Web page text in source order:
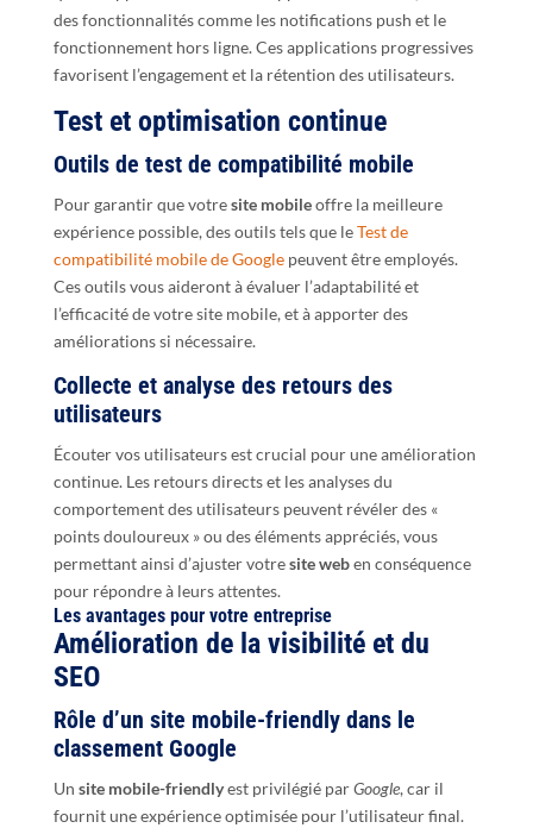
des fonctionnalités comme les notifications push et le
fonctionnement hors ligne. Ces applications progressives
favorisent l’engagement et la rétention des utilisateurs.
Test et optimisation continue
Outils de test de compatibilité mobile
Pour garantir que votresite mobileoffre la meilleure
expérience possible, des outils tels que leTest de
compatibilité mobile de Googlepeuvent être employés.
Ces outils vous aideront à évaluer l’adaptabilité et
l’efficacité de votre site mobile, et à apporter des
améliorations si nécessaire.
Collecte et analyse des retours des
utilisateurs
Écouter vos utilisateurs est crucial pour une amélioration
continue. Les retours directs et les analyses du
comportement des utilisateurs peuvent révéler des «
points douloureux » ou des éléments appréciés, vous
permettant ainsi d’ajuster votresite weben conséquence
pour répondre à leurs attentes.
Les avantages pour votre entreprise
Amélioration de la visibilité et du
SEO
Rôle d’un site mobile-friendly dans le
classement Google
Un site mobile-friendlyest privilégié parGoogle, car il
fournit une expérience optimisée pour l’utilisateur final.